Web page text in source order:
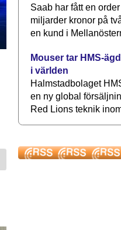
Saab har fått en
miljarder kronor på
en kund i
Mouser tar HMS-
i världen
Halmstadbolaget
en ny global
Red Lions teknik